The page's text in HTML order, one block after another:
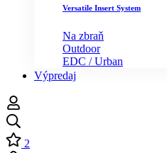
Versatile Insert System
Na zbraň
Outdoor
EDC / Urban
Výpredaj
2